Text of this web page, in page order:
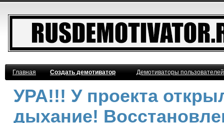
Главная Создать демотиватор Демотиваторы
УРА!!! У проекта
дыхание!